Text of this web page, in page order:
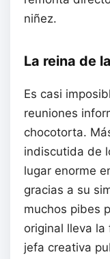
niñez.
La reina de
Es casi
reuniones
chocotorta.
indiscutida de
lugar enorme
gracias a su
muchos pibes
original lleva
jefa creativa